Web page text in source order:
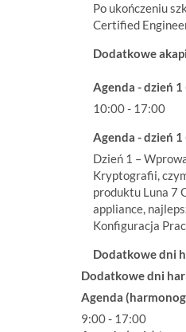
Po ukończeniu
Certified
Dodatkowe
Agenda - dzień
10:00 - 17:00
Agenda - dzień 1
Dzień 1 –
Kryptografii,
produktu Luna 7
appliance,
Konfiguracja
Dodatkowe dni
Dodatkowe dni
Agenda
9:00 - 17:00